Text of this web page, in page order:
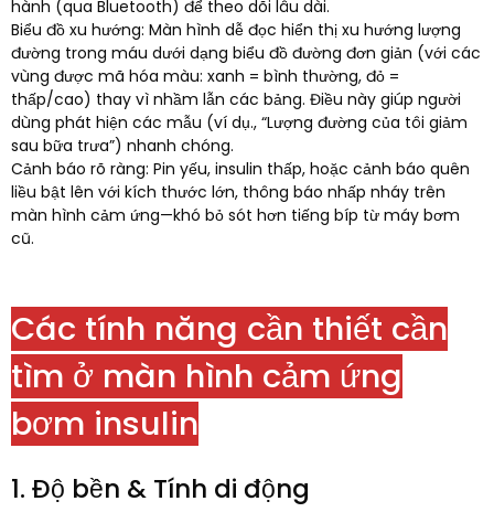
hành (qua Bluetooth) để theo dõi lâu dài.​
Biểu đồ xu hướng: Màn hình dễ đọc hiển thị xu hướng lượng
đường trong máu dưới dạng biểu đồ đường đơn giản (với các
vùng được mã hóa màu: xanh = bình thường, đỏ =
thấp/cao) thay vì nhầm lẫn các bảng. Điều này giúp người
dùng phát hiện các mẫu (ví dụ., “Lượng đường của tôi giảm
sau bữa trưa”) nhanh chóng.​
Cảnh báo rõ ràng: Pin yếu, insulin thấp, hoặc cảnh báo quên
liều bật lên với kích thước lớn, thông báo nhấp nháy trên
màn hình cảm ứng—khó bỏ sót hơn tiếng bíp từ máy bơm
cũ.​
Các tính năng cần thiết cần
tìm ở màn hình cảm ứng
bơm insulin​
1. Độ bền & Tính di động